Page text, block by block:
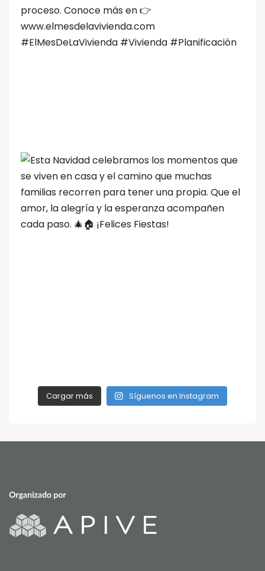
Cargar más Síguenos en Instagram